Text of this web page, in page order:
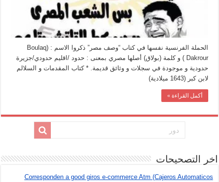
“بحيرة
جميلة
في
القاهرة”
مغلقة
الحملة الفرنسية نفسها في كتاب “وصف مصر” ذكروا الاسم : (Boulaq
Dakrour ) و كلمة (بولاق) أصلها مصري بمعنى : حدود /اقليم حدودي/جزيرة
حدودية و موجودة في سجلات و وثائق قديمة. * كتاب المقدمات و السلالم
لابن كبر (1643 ميلادية)
أكمل القراءة »
اخر التصحيحات
Corresponden a good giros e-commerce Atm (Cajeros Automaticos